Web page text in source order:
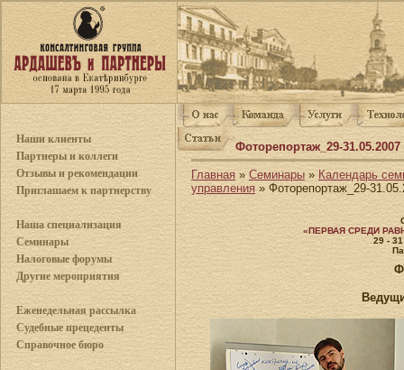
Наши клиенты
Партнеры и коллеги
Отзывы и рекомендации
Приглашаем к партнерству
Наша специализация
Семинары
Налоговые форумы
Другие мероприятия
Еженедельная рассылка
Судебные прецеденты
Справочное бюро
Фоторепортаж_29-31.05.2007
Главная » Семинары» Календарь
управления» Фоторепортаж_29-
«ПЕРВАЯ СРЕДИ
29 -